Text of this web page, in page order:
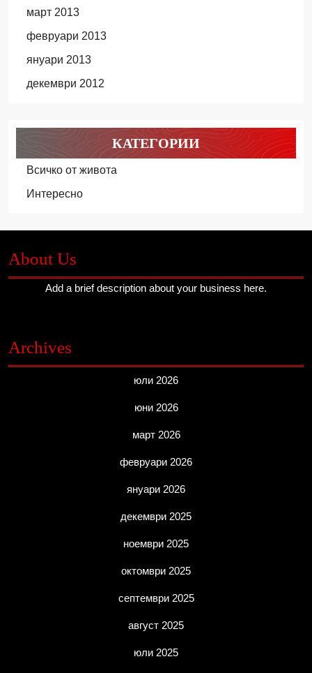
март 2013
февруари 2013
януари 2013
декември 2012
КАТЕГОРИИ
Всичко от живота
Интересно
About Us
Add a brief description about your business here.
Archives
юли 2026
юни 2026
март 2026
февруари 2026
януари 2026
декември 2025
ноември 2025
октомври 2025
септември 2025
август 2025
юли 2025